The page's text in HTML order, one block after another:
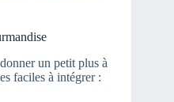
un petit plus à
faciles à intégrer :